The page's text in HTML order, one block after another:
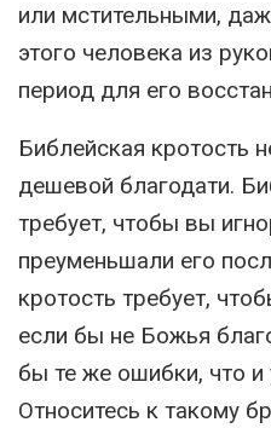
или мстительными,
этого человека из
период для его
Библейская кротость
дешевой благодати.
требует, чтобы вы
преуменьшали его
кротость требует,
если бы не Божья
бы те же ошибки, что
Относитесь к такому